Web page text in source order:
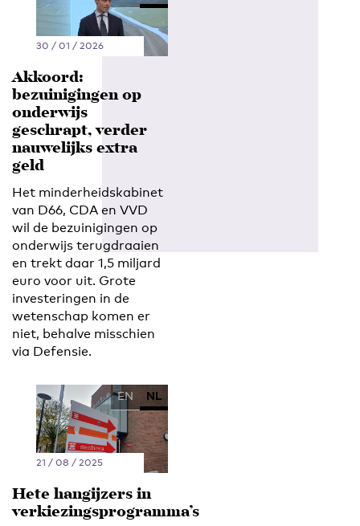
30 / 01 / 2026
Akkoord:
bezuinigingen op
onderwijs
geschrapt, verder
nauwelijks extra
geld
Het minderheidskabinet
van D66, CDA en VVD
wil de bezuinigingen op
onderwijs terugdraaien
en trekt daar 1,5 miljard
euro voor uit. Grote
investeringen in de
wetenschap komen er
niet, behalve misschien
via Defensie.
EN NL
21 / 08 / 2025
Hete hangijzers in
verkiezingsprogramma’s